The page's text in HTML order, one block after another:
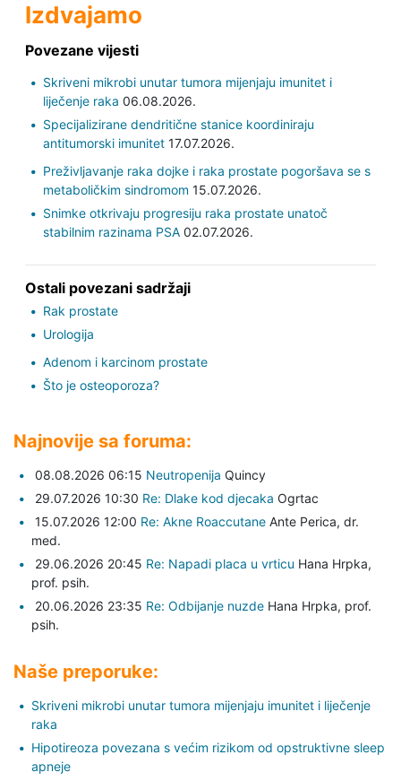
Izdvajamo
Povezane vijesti
Skriveni mikrobi unutar tumora mijenjaju imunitet i
liječenje raka 06.08.2026.
Specijalizirane dendritične stanice koordiniraju
antitumorski imunitet17.07.2026.
Preživljavanje raka dojke i raka prostate pogoršava se s
metaboličkim sindromom 15.07.2026.
Snimke otkrivaju progresiju raka prostate unatoč
stabilnim razinama PSA02.07.2026.
Ostali povezani sadržaji
Rak prostate
Urologija
Adenom i karcinom prostate
Što je osteoporoza?
Najnovije sa foruma:
08.08.2026 06:15 Neutropenija Quincy
29.07.2026 10:30 Re: Dlake kod djecaka Ogrtac
15.07.2026 12:00 Re: Akne Roaccutane Ante Perica, dr.
med.
29.06.2026 20:45 Re: Napadi placa u vrticu Hana Hrpka,
prof. psih.
20.06.2026 23:35 Re: Odbijanje nuzde Hana Hrpka, prof.
psih.
Naše preporuke:
Skriveni mikrobi unutar tumora mijenjaju imunitet i liječenje
raka
Hipotireoza povezana s većim rizikom od opstruktivne sleep
apneje